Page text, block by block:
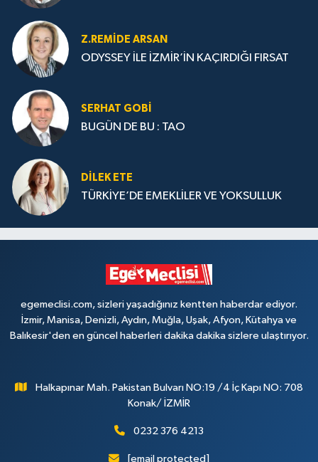
Z.REMIDE ARSAN
ODYSSEY İLE İZMİR’İN KAÇIRDIĞI FIRSAT
SERHAT GOBİ
BUGÜN DE BU : TAO
DILEK ETE
TÜRKİYE’DE EMEKLİLER VE YOKSULLUK
egemeclisi.com, sizleri yaşadığınız kentten haberdar ediyor.
İzmir, Manisa, Denizli, Aydın, Muğla, Uşak, Afyon, Kütahya ve
Balıkesir'den en güncel haberleri dakika dakika sizlere ulaştırıyor.
Halkapınar Mah. Pakistan Bulvarı NO:19 /4 İç Kapı NO: 708
Konak/ İZMİR
0232 376 4213
[email protected]